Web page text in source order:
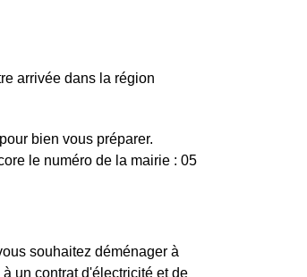
arrivée dans la région
bien vous préparer.
le numéro de la mairie : 05
souhaitez déménager à
un contrat d'électricité et de